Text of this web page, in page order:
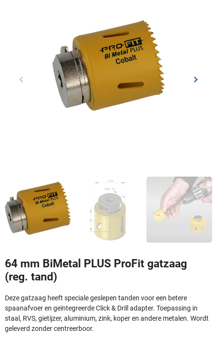
Vorige
keyboard_arrow_left keyboard_arrow_right
64 mm BiMetal PLUS ProFit gatzaag
(reg. tand)
Deze gatzaag heeft speciale geslepen tanden voor een betere
spaanafvoer en geïntegreerde Click & Drill adapter. Toepassing in
staal, RVS, gietijzer, aluminium, zink, koper en andere metalen. Wordt
geleverd zonder centreerboor.